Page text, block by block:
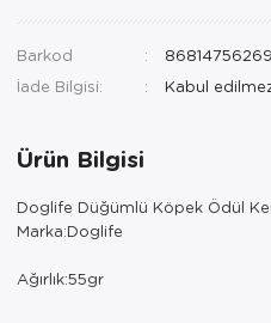
Barkod
İade Bilgisi:
Ürün Bilgisi
Doglife Düğümlü Köpek Ödül
Marka:Doglife
Ağırlık:55gr